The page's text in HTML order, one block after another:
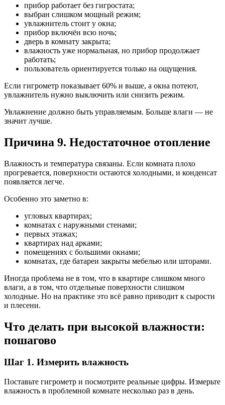
прибор работает без гигростата;
выбран слишком мощный режим;
увлажнитель стоит у окна;
прибор включён всю ночь;
дверь в комнату закрыта;
влажность уже нормальная, но прибор продолжает
работать;
пользователь ориентируется только на ощущения.
Если гигрометр показывает 60% и выше, а окна потеют,
увлажнитель нужно выключить или снизить режим.
Увлажнение должно быть управляемым. Больше влаги — не
значит лучше.
Причина 9. Недостаточное отопление
Влажность и температура связаны. Если комната плохо
прогревается, поверхности остаются холодными, и конденсат
появляется легче.
Особенно это заметно в:
угловых квартирах;
комнатах с наружными стенами;
первых этажах;
квартирах над арками;
помещениях с большими окнами;
комнатах, где батареи закрыты мебелью или шторами.
Иногда проблема не в том, что в квартире слишком много
влаги, а в том, что отдельные поверхности слишком
холодные. Но на практике это всё равно приводит к сырости
и плесени.
Что делать при высокой влажности:
пошагово
Шаг 1. Измерить влажность
Поставьте гигрометр и посмотрите реальные цифры. Измерьте
влажность в проблемной комнате несколько раз в день.